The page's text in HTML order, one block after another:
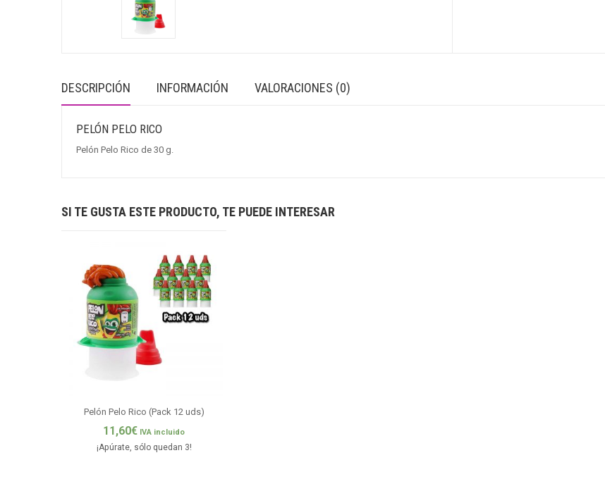
DESCRIPCIÓN INFORMACIÓN VALORACIONES (0)
PELÓN PELO RICO
Pelón Pelo Rico de 30 g.
SI TE GUSTA ESTE PRODUCTO, TE PUEDE INTERESAR
Pelón Pelo Rico (Pack 12 uds)
11,60€ IVA incluido
¡Apúrate, sólo quedan 3!